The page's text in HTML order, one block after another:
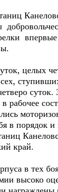
целых
рабочее
в порядок
край.
в тех
высоко